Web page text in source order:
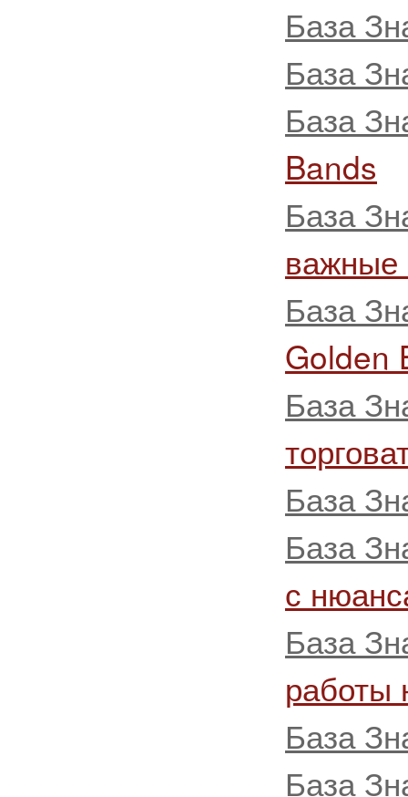
База
База
База
Bands
База
База
Golden
База
База
База
с
База
работы
База
База